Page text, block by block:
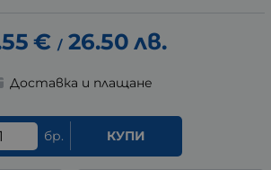
€ / 26.50 лв.
Доставка и плащане
бр. КУПИ